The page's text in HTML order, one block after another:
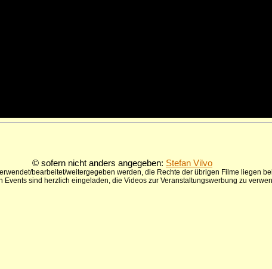
© sofern nicht anders angegeben: Stefan Vilvo
bearbeitet/weitergegeben werden, die Rechte der übrigen Filme liegen
Events sind herzlich eingeladen, die Videos zur Veranstaltungswerbung zu